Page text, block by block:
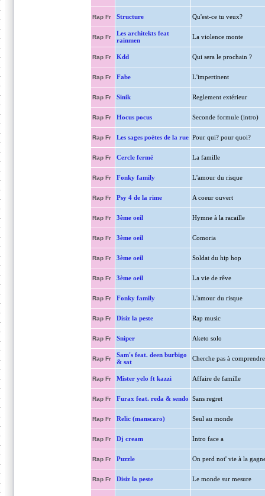
Rap Fr Structure Qu'est-ce tu veux?
Rap Fr
Les architekts feat
rainmen
La violence monte
Rap Fr Kdd Qui sera le prochain ?
Rap Fr Fabe L'impertinent
Rap Fr Sinik Reglement extérieur
Rap Fr Hocus pocus Seconde formule (intro)
Rap Fr Les sages poètes de la rue Pour qui? pour quoi?
Rap Fr Cercle fermé La famille
Rap Fr Fonky family L'amour du risque
Rap Fr Psy 4 de la rime A coeur ouvert
Rap Fr 3ème oeil Hymne à la racaille
Rap Fr 3ème oeil Comoria
Rap Fr 3ème oeil Soldat du hip hop
Rap Fr 3ème oeil La vie de rêve
Rap Fr Fonky family L'amour du risque
Rap Fr Disiz la peste Rap music
Rap Fr Sniper Aketo solo
Rap Fr
Sam's feat. deen burbigo
& sat
Cherche pas à comprendre
Rap Fr Mister yelo ft kazzi Affaire de famille
Rap Fr Furax feat. reda & sendo Sans regret
Rap Fr Relic (manscaro) Seul au monde
Rap Fr Dj cream Intro face a
Rap Fr Puzzle On perd not' vie à la
Rap Fr Disiz la peste Le monde sur mesure